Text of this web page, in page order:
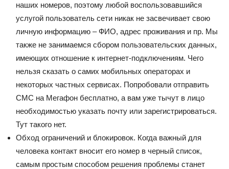
наших номеров, поэтому любой воспользовавшийся
услугой пользователь сети никак не засвечивает свою
личную информацию – ФИО, адрес проживания и пр. Мы
также не занимаемся сбором пользовательских данных,
имеющих отношение к интернет-подключениям. Чего
нельзя сказать о самих мобильных операторах и
некоторых частных сервисах. Попробовали отправить
СМС на Мегафон бесплатно, а вам уже тычут в лицо
необходимостью указать почту или зарегистрироваться.
Тут такого нет.
Обход ограничений и блокировок. Когда важный для
человека контакт вносит его номер в черный список,
самым простым способом решения проблемы станет